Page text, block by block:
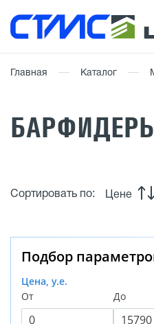
Главная Каталог
Сортировать по: Цене
Подбор
Цена, у.е.
От
До